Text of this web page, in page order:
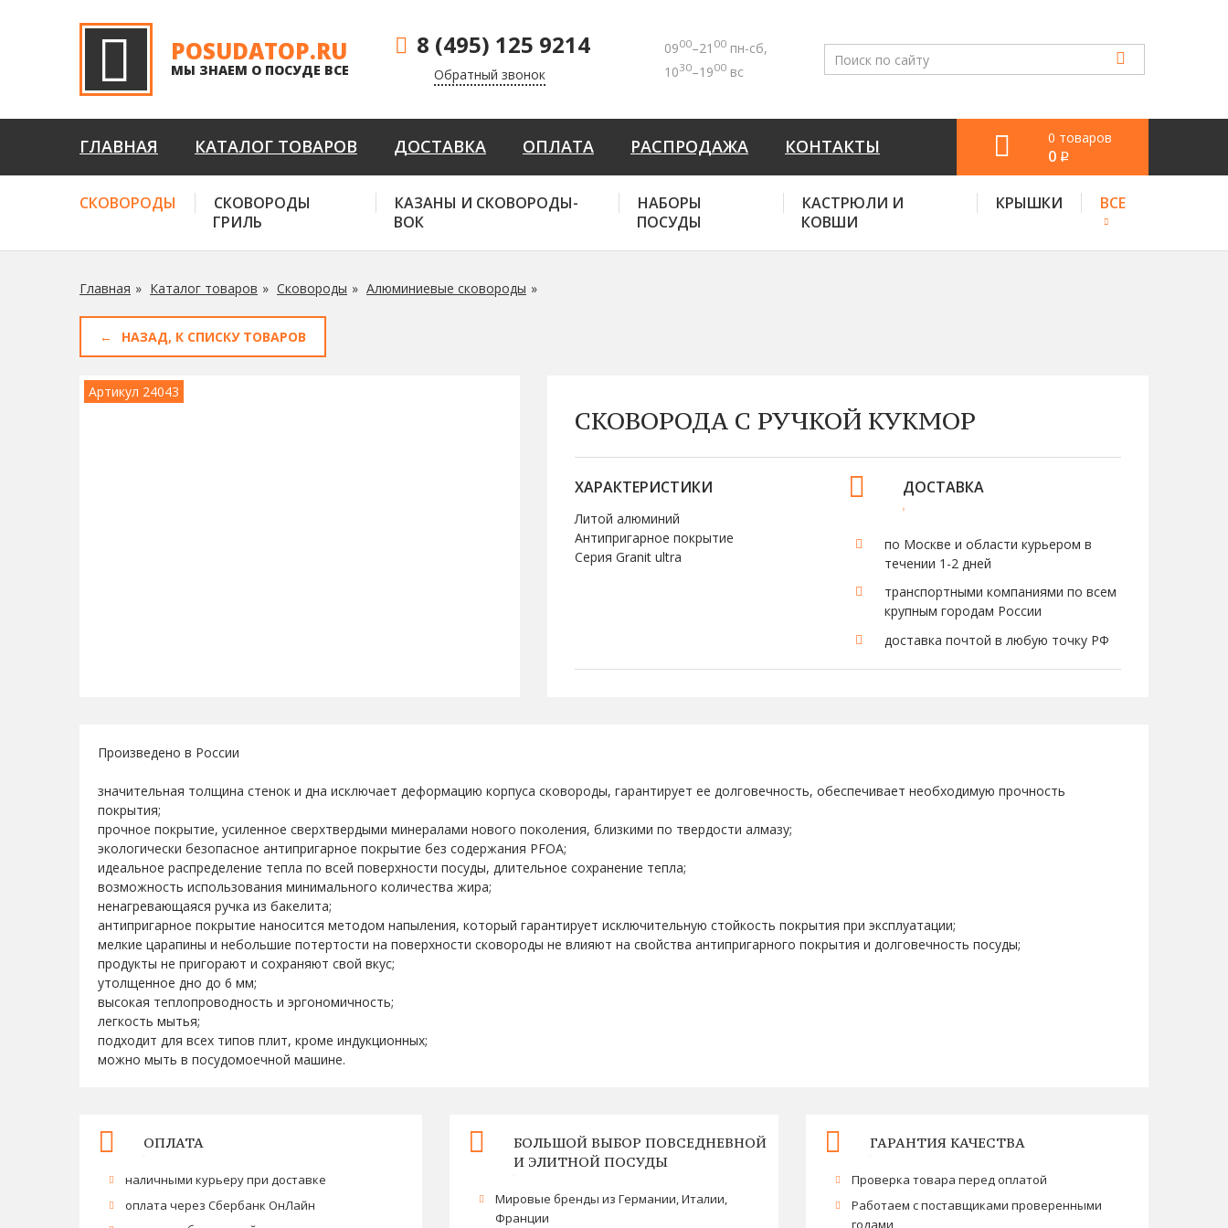
POSUDATOP.RU
МЫ ЗНАЕМ О ПОСУДЕ ВСЕ
8 (495) 125 9214
Обратный звонок
0900–21 00 пн-сб,
1030–1900 вс
ГЛАВНАЯ КАТАЛОГ ТОВАРОВ ДОСТАВКА ОПЛАТА РАСПРОДАЖА КОНТАКТЫ 0 товаров
0 q
СКОВОРОДЫ
СКОВОРОДЫ
ГРИЛЬ
КАЗАНЫ И СКОВОРОДЫ-
ВОК
НАБОРЫ
ПОСУДЫ
КАСТРЮЛИ И
КОВШИ
КРЫШКИ ВСЕ
Главная Каталог товаров Сковороды Алюминиевые сковороды
НАЗАД, К СПИСКУ ТОВАРОВ
Артикул 24043
СКОВОРОДА С РУЧКОЙ КУКМОР
ХАРАКТЕРИСТИКИ
Литой алюминий
Антипригарное покрытие
Серия Granit ultra
ДОСТАВКА
по Москве и области курьером в
течении 1-2 дней
транспортными компаниями по всем
крупным городам России
доставка почтой в любую точку РФ
Произведено в России
значительная толщина стенок и дна исключает деформацию корпуса сковороды, гарантирует ее долговечность, обеспечивает необходимую прочность
покрытия;
прочное покрытие, усиленное сверхтвердыми минералами нового поколения, близкими по твердости алмазу;
экологически безопасное антипригарное покрытие без содержания PFOA;
идеальное распределение тепла по всей поверхности посуды, длительное сохранение тепла;
возможность использования минимального количества жира;
ненагревающаяся ручка из бакелита;
антипригарное покрытие наносится методом напыления, который гарантирует исключительную стойкость покрытия при эксплуатации;
мелкие царапины и небольшие потертости на поверхности сковороды не влияют на свойства антипригарного покрытия и долговечность посуды;
продукты не пригорают и сохраняют свой вкус;
утолщенное дно до 6 мм;
высокая теплопроводность и эргономичность;
легкость мытья;
подходит для всех типов плит, кроме индукционных;
можно мыть в посудомоечной машине.
ОПЛАТА
наличными курьеру при доставке
оплата через Сбербанк ОнЛайн
БОЛЬШОЙ ВЫБОР ПОВСЕДНЕВНОЙ
И ЭЛИТНОЙ ПОСУДЫ
Мировые бренды из Германии, Италии,
Франции
ГАРАНТИЯ КАЧЕСТВА
Проверка товара перед оплатой
Работаем с поставщиками проверенными
годами